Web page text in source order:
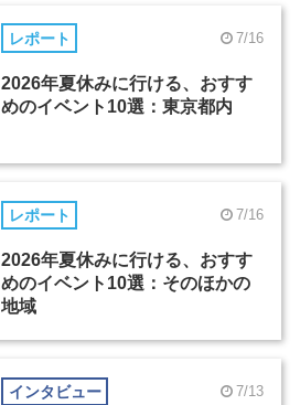
レポート 7/16
2026年夏休みに行ける、おすす
めのイベント10選：東京都内
レポート 7/16
2026年夏休みに行ける、おすす
めのイベント10選：そのほかの
地域
インタビュー 7/13